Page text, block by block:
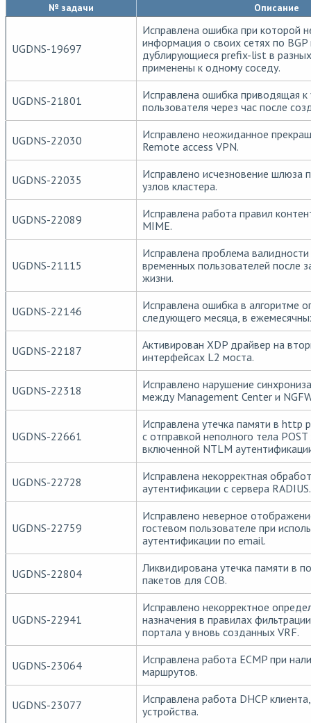
№ задачи Описание
UGDNS-19697
Исправлена ошибка при которой
информация о своих сетях по BGP
дублирующиеся prefix-list в
применены к одному соседу.
UGDNS-21801
Исправлена ошибка приводящая к
пользователя через час после
UGDNS-22030
Исправлено неожиданное
Remote access VPN.
UGDNS-22035
Исправлено исчезновение шлюза
узлов кластера.
UGDNS-22089
Исправлена работа правил
MIME.
UGDNS-21115
Исправлена проблема валидности
временных пользователей после
жизни.
UGDNS-22146
Исправлена ошибка в алгоритме
следующего месяца, в
UGDNS-22187
Активирован XDP драйвер на
интерфейсах L2 моста.
UGDNS-22318
Исправлено нарушение
между Management Center и
UGDNS-22661
Исправлена утечка памяти в http
с отправкой неполного тела POST
включенной NTLM
UGDNS-22728
Исправлена некорректная
аутентификации с сервера RADIUS.
UGDNS-22759
Исправлено неверное
гостевом пользователе при
аутентификации по email.
UGDNS-22804
Ликвидирована утечка памяти в
пакетов для СОВ.
UGDNS-22941
Исправлено некорректное
назначения в правилах
портала у вновь созданных VRF.
UGDNS-23064
Исправлена работа ECMP при
маршрутов.
UGDNS-23077
Исправлена работа DHCP
устройства.